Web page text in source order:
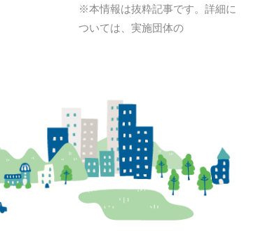
※本情報は抜粋記事です。詳細に
ついては、実施団体の